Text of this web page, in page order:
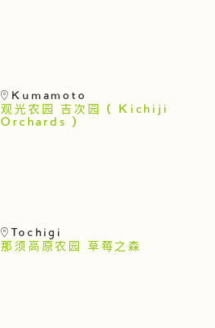
Kumamoto
观光农园 吉次园 ( Kichiji
Orchards )
Tochigi
那须高原农园 草莓之森